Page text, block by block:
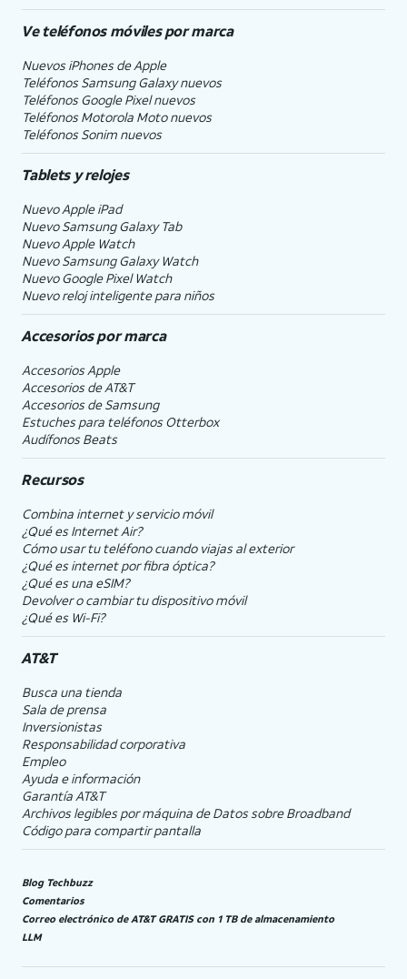
Ve teléfonos móviles por marca
Nuevos iPhones de Apple
Teléfonos Samsung Galaxy nuevos
Teléfonos Google Pixel nuevos
Teléfonos Motorola Moto nuevos
Teléfonos Sonim nuevos
Tablets y relojes
Nuevo Apple iPad
Nuevo Samsung Galaxy Tab
Nuevo Apple Watch
Nuevo Samsung Galaxy Watch
Nuevo Google Pixel Watch
Nuevo reloj inteligente para niños
Accesorios por marca
Accesorios Apple
Accesorios deAT&T
Accesorios de Samsung
Estuches para teléfonos Otterbox
Audífonos Beats
Recursos
Combina internet y servicio móvil
¿Qué es Internet Air?
Cómo usar tu teléfono cuando viajas al exterior
¿Qué es internet por fibra óptica?
¿Qué es una eSIM?
Devolver o cambiar tu dispositivo móvil
¿Qué es Wi-Fi?
AT&T
Busca una tienda
Sala de prensa
Inversionistas
Responsabilidad corporativa
Empleo
Ayuda e información
Garantía AT&T
Archivos legibles por máquina de Datos sobre Broadband
Código para compartir pantalla
Blog Techbuzz
Comentarios
Correo electrónico de AT&T GRATIS con 1 TB de almacenamiento
LLM